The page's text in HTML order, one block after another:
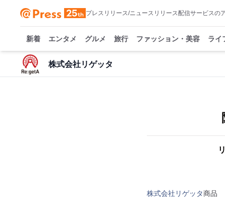
プレスリリース/ニュースリリース配信サービスの
新着 エンタメ グルメ 旅行 ファッション・美容 ライ
株式会社リゲッタ
株式会社リゲッタ商品